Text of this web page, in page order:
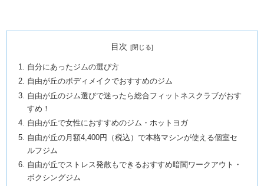
目次
自分にあったジムの選び方
自由が丘のボディメイクでおすすめのジム
自由が丘のジム選びで迷ったら総合フィットネスクラブがおす
すめ！
自由が丘で女性におすすめのジム・ホットヨガ
自由が丘の月額4,400円（税込）で本格マシンが使える個室セ
ルフジム
自由が丘でストレス発散もできるおすすめ暗闇ワークアウト・
ボクシングジム